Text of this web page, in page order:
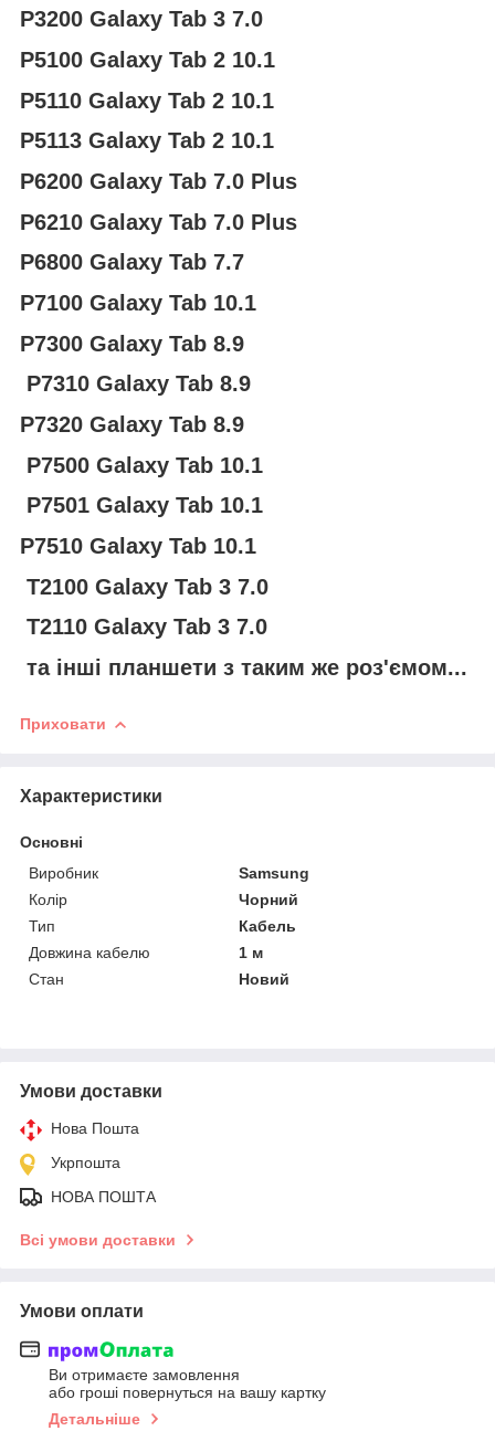
P3200 Galaxy Tab 3 7.0
P5100 Galaxy Tab 2 10.1
P5110 Galaxy Tab 2 10.1
P5113 Galaxy Tab 2 10.1
P6200 Galaxy Tab 7.0 Plus
P6210 Galaxy Tab 7.0 Plus
P6800 Galaxy Tab 7.7
P7100 Galaxy Tab 10.1
P7300 Galaxy Tab 8.9
P7310 Galaxy Tab 8.9
P7320 Galaxy Tab 8.9
P7500 Galaxy Tab 10.1
P7501 Galaxy Tab 10.1
P7510 Galaxy Tab 10.1
T2100 Galaxy Tab 3 7.0
T2110 Galaxy Tab 3 7.0
та інші планшети з таким же роз'ємом...
Приховати
Характеристики
Основні
Виробник
Samsung
Колір
Чорний
Тип
Кабель
Довжина кабелю
1 м
Стан
Новий
Умови доставки
Нова Пошта
Укрпошта
НОВА ПОШТА
Всі умови доставки
Умови оплати
Ви отримаєте замовлення
або гроші повернуться на вашу картку
Детальніше